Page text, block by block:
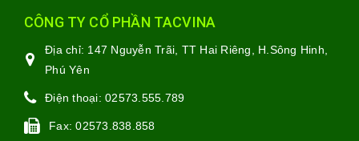
CÔNG TY CỔ PHẦN TACVINA
Địa chỉ: 147 Nguyễn Trãi, TT Hai Riêng, H.Sông Hinh,
Phú Yên
Điện thoại: 02573.555.789
Fax:02573.838.858